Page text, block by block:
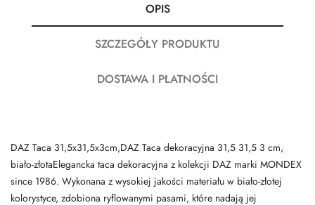
OPIS
SZCZEGÓŁY PRODUKTU
DOSTAWA I PŁATNOŚCI
DAZ Taca 31,5x31,5x3cm,DAZ Taca dekoracyjna 31,5 31,5 3 cm,
biało-złotaElegancka taca dekoracyjna z kolekcji DAZ marki MONDEX
since 1986. Wykonana z wysokiej jakości materiału w biało-złotej
kolorystyce, zdobiona ryflowanymi pasami, które nadają jej